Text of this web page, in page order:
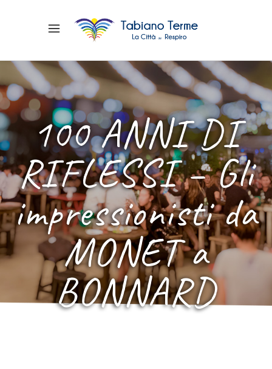
100 ANNI DI
RIFLESSI – Gli
impressionisti da
MONET a
BONNARD